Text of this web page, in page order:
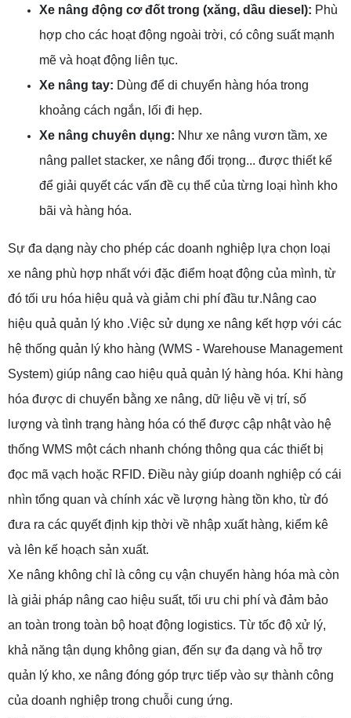
Xe nâng động cơ đốt trong (xăng, dầu diesel): Phù
hợp cho các hoạt động ngoài trời, có công suất mạnh
mẽ và hoạt động liên tục.
Xe nâng tay: Dùng để di chuyển hàng hóa trong
khoảng cách ngắn, lối đi hẹp.
Xe nâng chuyên dụng: Như xe nâng vươn tầm, xe
nâng pallet stacker, xe nâng đối trọng... được thiết kế
để giải quyết các vấn đề cụ thể của từng loại hình kho
bãi và hàng hóa.
Sự đa dạng này cho phép các doanh nghiệp lựa chọn loại
xe nâng phù hợp nhất với đặc điểm hoạt động của mình, từ
đó tối ưu hóa hiệu quả và giảm chi phí đầu tư.Nâng cao
hiệu quả quản lý kho .Việc sử dụng xe nâng kết hợp với các
hệ thống quản lý kho hàng (WMS - Warehouse Management
System) giúp nâng cao hiệu quả quản lý hàng hóa. Khi hàng
hóa được di chuyển bằng xe nâng, dữ liệu về vị trí, số
lượng và tình trạng hàng hóa có thể được cập nhật vào hệ
thống WMS một cách nhanh chóng thông qua các thiết bị
đọc mã vạch hoặc RFID. Điều này giúp doanh nghiệp có cái
nhìn tổng quan và chính xác về lượng hàng tồn kho, từ đó
đưa ra các quyết định kịp thời về nhập xuất hàng, kiểm kê
và lên kế hoạch sản xuất.
Xe nâng không chỉ là công cụ vận chuyển hàng hóa mà còn
là giải pháp nâng cao hiệu suất, tối ưu chi phí và đảm bảo
an toàn trong toàn bộ hoạt động logistics. Từ tốc độ xử lý,
khả năng tận dụng không gian, đến sự đa dạng và hỗ trợ
quản lý kho, xe nâng đóng góp trực tiếp vào sự thành công
của doanh nghiệp trong chuỗi cung ứng.